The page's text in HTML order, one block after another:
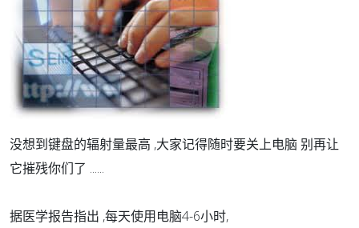
没想到键盘的辐射量最高 ,大家记得随时要关上电脑 别再让
它摧残你们了 ......
据医学报告指出 ,每天使用电脑4-6小时,